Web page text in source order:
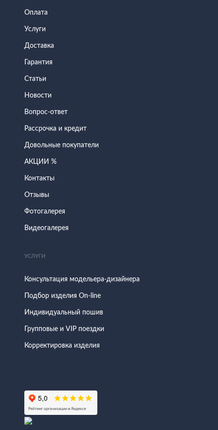
Оплата
Услуги
Доставка
Гарантия
Статьи
Новости
Вопрос-ответ
Рассрочка и кредит
Довольные покупатели
АКЦИИ %
Контакты
Отзывы
Фотогалерея
Видеогалерея
УСЛУГИ
Консультация модельера-дизайнера
Подбор изделия On-line
Индивидуальный пошив
Групповые и VIP поездки
Корректировка изделия